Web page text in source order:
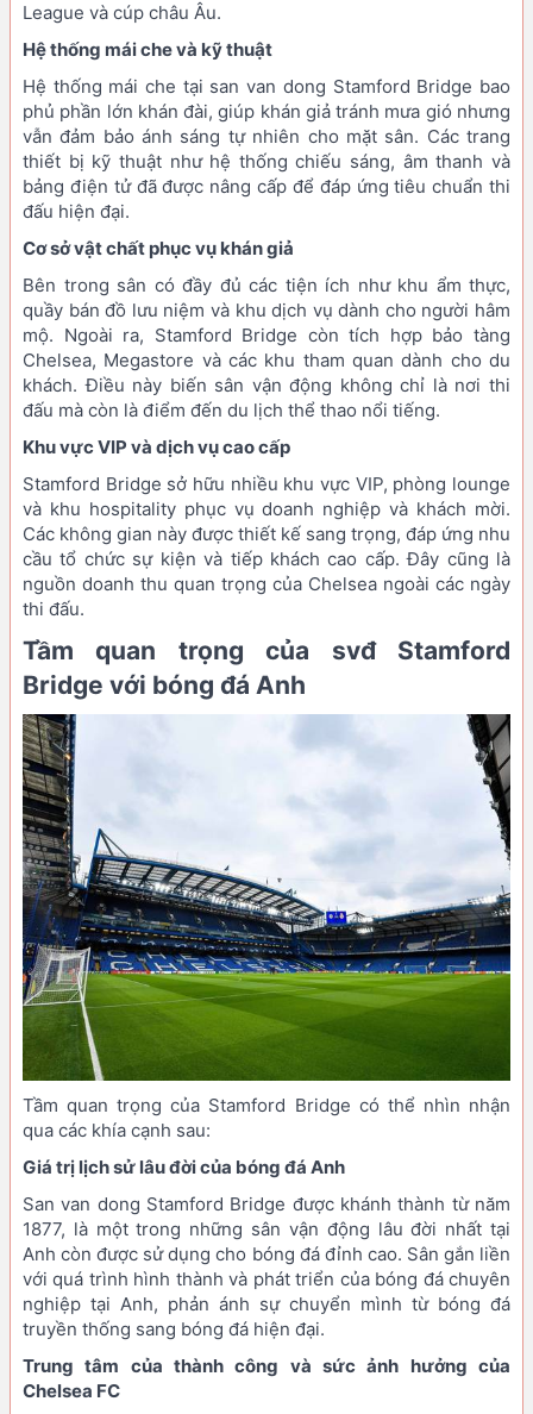
League và cúp châu Âu.
Hệ thống mái che và kỹ thuật
Hệ thống mái che tại san van dong Stamford Bridge bao
phủ phần lớn khán đài, giúp khán giả tránh mưa gió nhưng
vẫn đảm bảo ánh sáng tự nhiên cho mặt sân. Các trang
thiết bị kỹ thuật như hệ thống chiếu sáng, âm thanh và
bảng điện tử đã được nâng cấp để đáp ứng tiêu chuẩn thi
đấu hiện đại.
Cơ sở vật chất phục vụ khán giả
Bên trong sân có đầy đủ các tiện ích như khu ẩm thực,
quầy bán đồ lưu niệm và khu dịch vụ dành cho người hâm
mộ. Ngoài ra, Stamford Bridge còn tích hợp bảo tàng
Chelsea, Megastore và các khu tham quan dành cho du
khách. Điều này biến sân vận động không chỉ là nơi thi
đấu mà còn là điểm đến du lịch thể thao nổi tiếng.
Khu vực VIP và dịch vụ cao cấp
Stamford Bridge sở hữu nhiều khu vực VIP, phòng lounge
và khu hospitality phục vụ doanh nghiệp và khách mời.
Các không gian này được thiết kế sang trọng, đáp ứng nhu
cầu tổ chức sự kiện và tiếp khách cao cấp. Đây cũng là
nguồn doanh thu quan trọng của Chelsea ngoài các ngày
thi đấu.
Tầm quan trọng của svđ Stamford
Bridge với bóng đá Anh
Tầm quan trọng của Stamford Bridge có thể nhìn nhận
qua các khía cạnh sau:
Giá trị lịch sử lâu đời của bóng đá Anh
San van dong Stamford Bridge được khánh thành từ năm
1877, là một trong những sân vận động lâu đời nhất tại
Anh còn được sử dụng cho bóng đá đỉnh cao. Sân gắn liền
với quá trình hình thành và phát triển của bóng đá chuyên
nghiệp tại Anh, phản ánh sự chuyển mình từ bóng đá
truyền thống sang bóng đá hiện đại.
Trung tâm của thành công và sức ảnh hưởng của
Chelsea FC